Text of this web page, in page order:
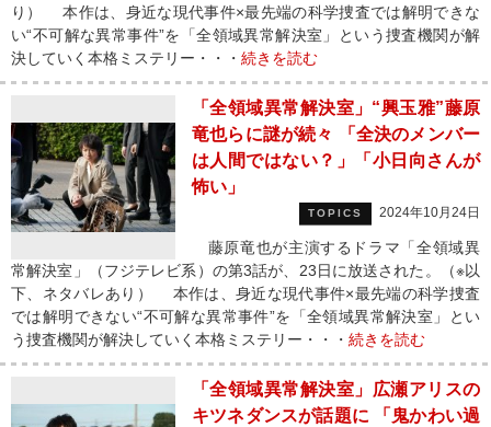
り） 本作は、身近な現代事件×最先端の科学捜査では解明できな
い“不可解な異常事件”を「全領域異常解決室」という捜査機関が解
決していく本格ミステリー・・・ 続きを読む
「全領域異常解決室」“興玉雅”藤原
竜也らに謎が続々 「全決のメンバー
は人間ではない？」「小日向さんが
怖い」
TOPICS 2024年10月24日
藤原竜也が主演するドラマ「全領域異
常解決室」（フジテレビ系）の第3話が、23日に放送された。（※以
下、ネタバレあり） 本作は、身近な現代事件×最先端の科学捜査
では解明できない“不可解な異常事件”を「全領域異常解決室」とい
う捜査機関が解決していく本格ミステリー・・・ 続きを読む
「全領域異常解決室」広瀬アリスの
キツネダンスが話題に 「鬼かわい過